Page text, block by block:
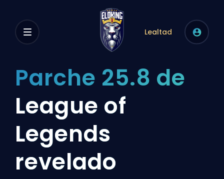
Lealtad
Parche 25.8 de
League of
Legends
revelado